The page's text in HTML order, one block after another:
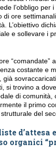
l’obbligo per
di ore
L’obiettivo
e sollevare i
“comandate”
costante e
già
si trovino a
di comunità,
il primo
del
organici